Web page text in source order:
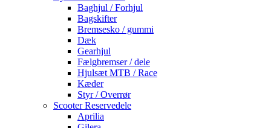
Baghjul / Forhjul
Bagskifter
Bremsesko / gummi
Dæk
Gearhjul
Fælgbremser / dele
Hjulsæt MTB / Race
Kæder
Styr / Overrør
Scooter Reservedele
Aprilia